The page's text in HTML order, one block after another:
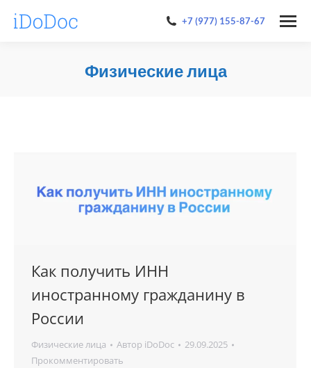
+7 (977) 155-87-67
Физические лица
Как получить ИНН
иностранному гражданину в
России
Физические лица Автор iDoDoc
29.09.2025
Прокомментировать